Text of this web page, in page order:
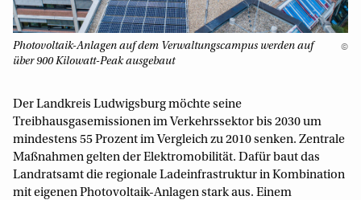
Photovoltaik-Anlagen auf dem Verwaltungscampus werden auf
über 900 Kilowatt-Peak ausgebaut
©
Der Landkreis Ludwigsburg möchte seine
Treibhausgasemissionen im Verkehrssektor bis 2030 um
mindestens 55 Prozent im Vergleich zu 2010 senken. Zentrale
Maßnahmen gelten der Elektromobilität. Dafür baut das
Landratsamt die regionale Ladeinfrastruktur in Kombination
mit eigenen Photovoltaik-Anlagen stark aus. Einem